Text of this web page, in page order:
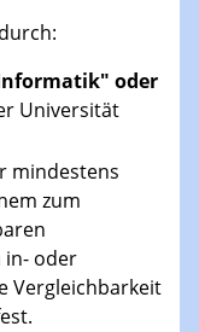
oder
Universität
mindestens
zum
in- oder
Vergleichbarkeit